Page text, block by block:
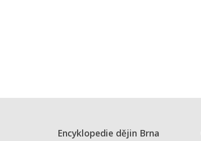
Encyklopedie dějin Brna